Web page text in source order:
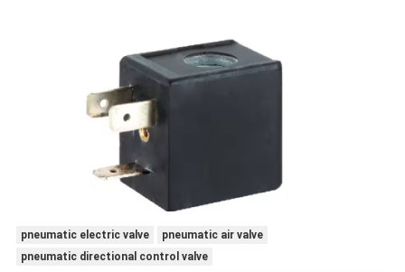
pneumatic electric valve
pneumatic air valve
pneumatic directional control valve